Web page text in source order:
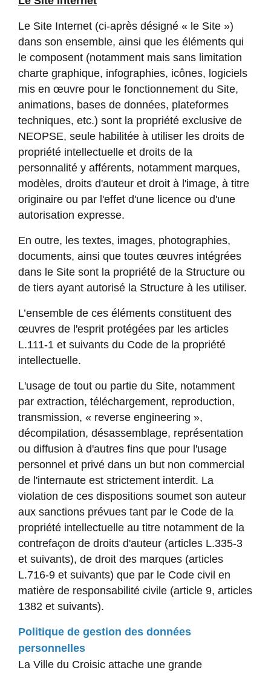
Le Site Internet (ci-après désigné « le Site »)
dans son ensemble, ainsi que les éléments qui
le composent (notamment mais sans limitation
charte graphique, infographies, icônes, logiciels
mis en œuvre pour le fonctionnement du Site,
animations, bases de données, plateformes
techniques, etc.) sont la propriété exclusive de
NEOPSE, seule habilitée à utiliser les droits de
propriété intellectuelle et droits de la
personnalité y afférents, notamment marques,
modèles, droits d'auteur et droit à l'image, à titre
originaire ou par l'effet d'une licence ou d'une
autorisation expresse.
En outre, les textes, images, photographies,
documents, ainsi que toutes œuvres intégrées
dans le Site sont la propriété de la Structure ou
de tiers ayant autorisé la Structure à les utiliser.
L’ensemble de ces éléments constituent des
œuvres de l'esprit protégées par les articles
L.111-1 et suivants du Code de la propriété
intellectuelle.
L'usage de tout ou partie du Site, notamment
par extraction, téléchargement, reproduction,
transmission, « reverse engineering »,
décompilation, désassemblage, représentation
ou diffusion à d'autres fins que pour l'usage
personnel et privé dans un but non commercial
de l'internaute est strictement interdit. La
violation de ces dispositions soumet son auteur
aux sanctions prévues tant par le Code de la
propriété intellectuelle au titre notamment de la
contrefaçon de droits d'auteur (articles L.335-3
et suivants), de droit des marques (articles
L.716-9 et suivants) que par le Code civil en
matière de responsabilité civile (article 9, articles
1382 et suivants).
Politique de gestion des données
personnelles
La Ville du Croisic attache une grande